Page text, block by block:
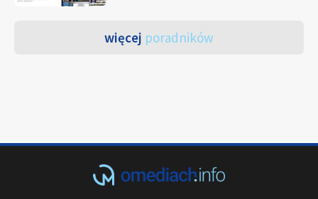
więcej poradników